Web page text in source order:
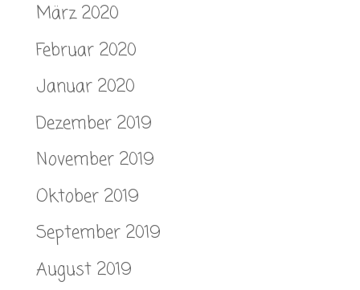
März 2020
Februar 2020
Januar 2020
Dezember 2019
November 2019
Oktober 2019
September 2019
August 2019